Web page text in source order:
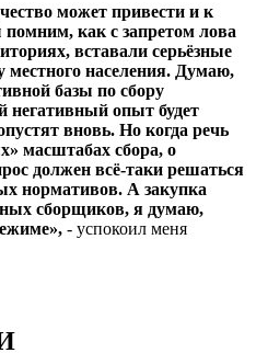
может привести и к
как с запретом лова
вставали серьёзные
местного населения. Думаю,
базы по сбору
негативный опыт будет
вновь. Но когда речь
масштабах сбора, о
должен всё-таки решаться
нормативов. А закупка
сборщиков, я думаю,
- успокоил меня